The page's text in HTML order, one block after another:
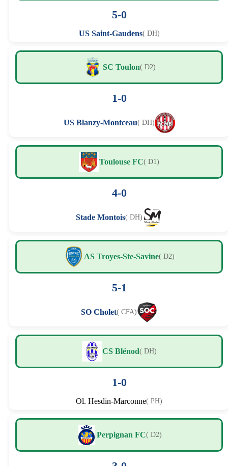
5-0
US Saint-Gaudens( DH)
SC Toulon( D2)
1-0
US Blanzy-Montceau( DH)
Toulouse FC( D1)
4-0
Stade Montois( DH)
AS Troyes-Ste-Savine( D2)
5-1
SO Cholet( CFA)
CS Blénod( DH)
1-0
Ol. Hesdin-Marconne( PH)
Perpignan FC( D2)